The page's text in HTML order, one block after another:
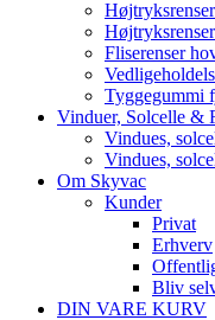
Fliserenser
Tyggegummi
Vinduer, Solcelle &
Vindues,
Vindues,
Om Skyvac
Kunder
Privat
Erhverv
Bliv
DIN VARE KURV